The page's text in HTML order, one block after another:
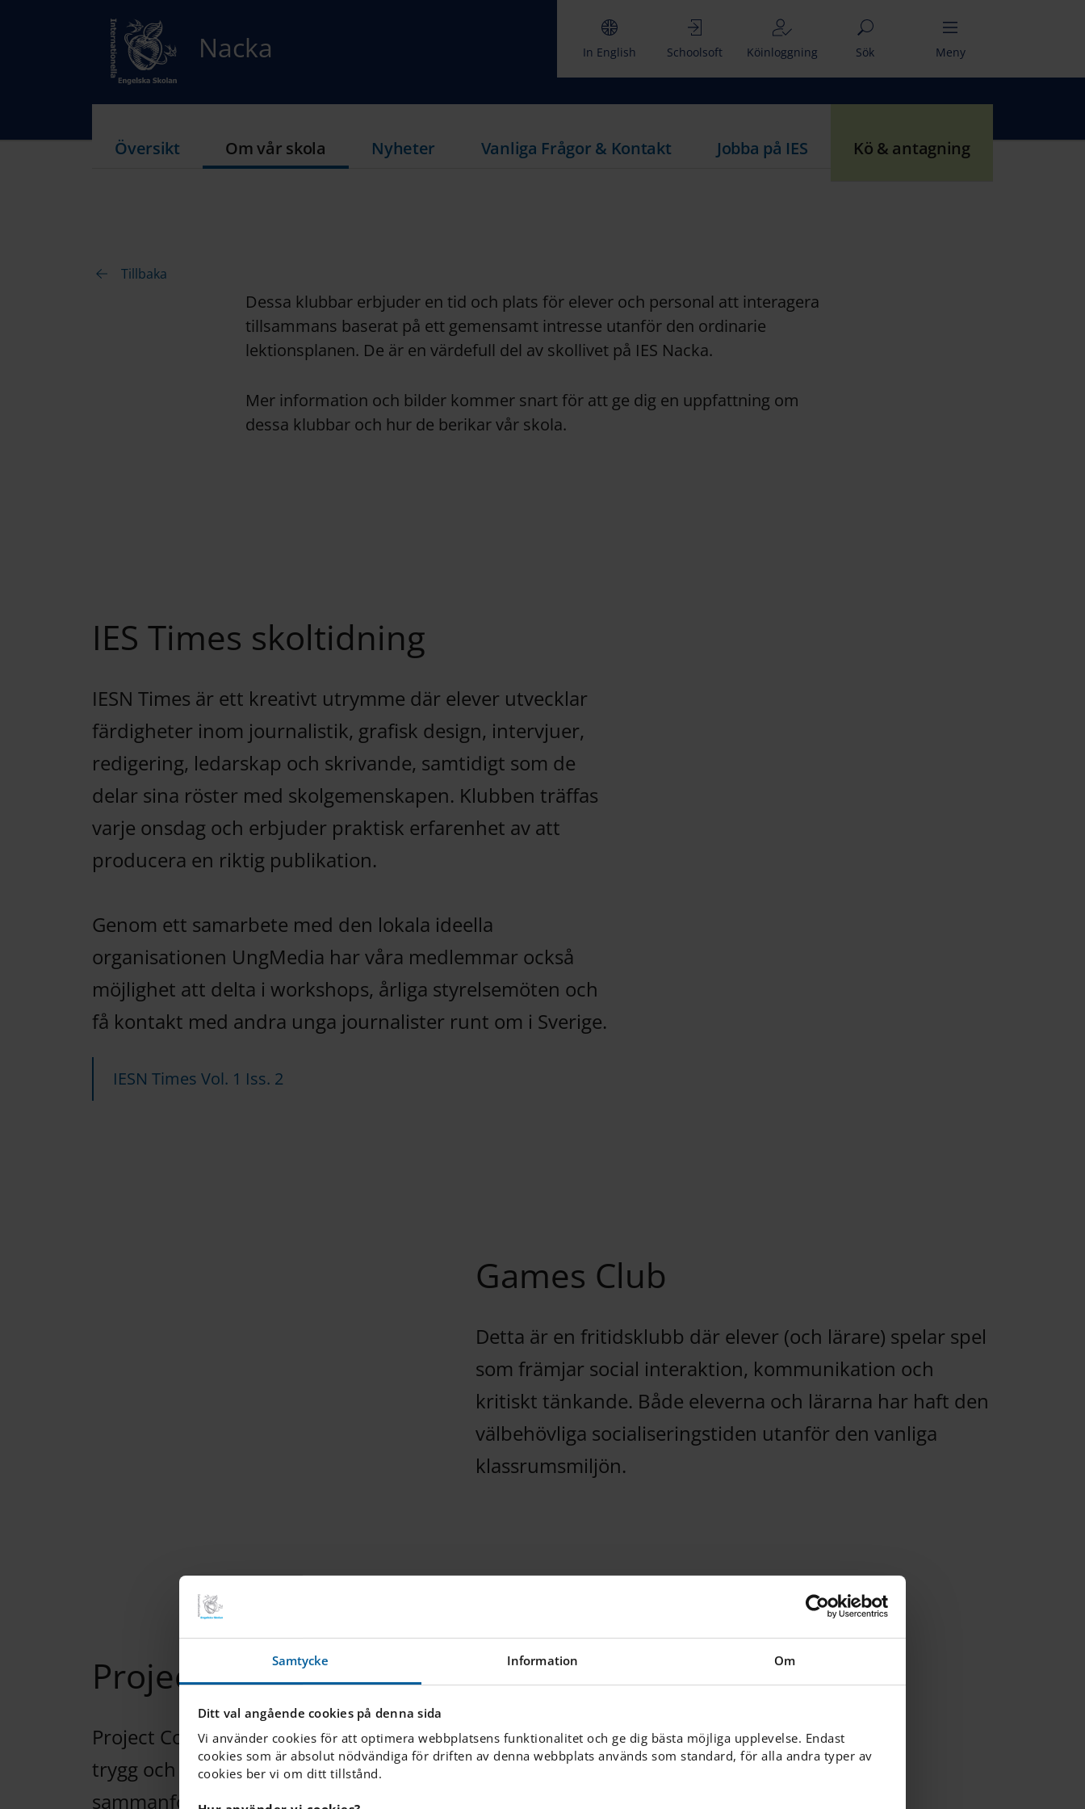
Samtycke Information Om
Ditt val angående cookies på denna sida
Vi använder cookies för att optimera webbplatsens funktionalitet och ge dig bästa möjliga upplevelse. Endast
cookies som är absolut nödvändiga för driften av denna webbplats används som standard, för alla andra typer av
cookies ber vi om ditt tillstånd.
Nacka In English Schoolsoft Köinloggning Sök Meny
Översikt Om vår skola Nyheter Vanliga Frågor & Kontakt Jobba på IES Kö & antagning
Tillbaka
Dessa klubbar erbjuder en tid och plats för elever och personal att interagera
tillsammans baserat på ett gemensamt intresse utanför den ordinarie
lektionsplanen. De är en värdefull del av skollivet på IES Nacka.
Mer information och bilder kommer snart för att ge dig en uppfattning om
dessa klubbar och hur de berikar vår skola.
IES Times skoltidning
IESN Times är ett kreativt utrymme där elever utvecklar
färdigheter inom journalistik, grafisk design, intervjuer,
redigering, ledarskap och skrivande, samtidigt som de
delar sina röster med skolgemenskapen. Klubben träffas
varje onsdag och erbjuder praktisk erfarenhet av att
producera en riktig publikation.
Genom ett samarbete med den lokala ideella
organisationen UngMedia har våra medlemmar också
möjlighet att delta i workshops, årliga styrelsemöten och
få kontakt med andra unga journalister runt om i Sverige.
IESN Times Vol. 1 Iss. 2
Games Club
Detta är en fritidsklubb där elever (och lärare) spelar spel
som främjar social interaktion, kommunikation och
kritiskt tänkande. Både eleverna och lärarna har haft den
välbehövliga socialiseringstiden utanför den vanliga
klassrumsmiljön.
Project Connect
Project Connect är en elevledd klubb som erbjuder en
trygg och stödjande miljö för ALLA. Klubbens mål är att
sammanföra människor som vill bidra till att främja en